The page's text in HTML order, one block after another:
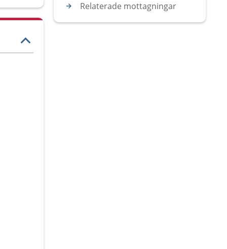
Relaterade mottagningar